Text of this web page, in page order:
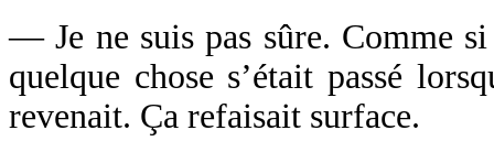
— Je ne suis pas sûre. Comme
quelque chose s’était passé
revenait. Ça refaisait surface.